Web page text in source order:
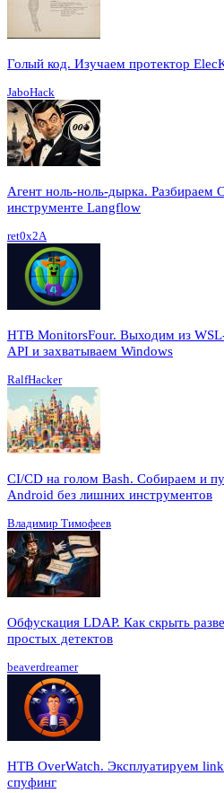
Голый код. Изучаем протектор
JaboHack
Агент ноль-ноль-дырка.
инструменте Langflow
ret0x2A
HTB MonitorsFour. Выходим из
API и захватываем Windows
RalfHacker
CI/CD на голом Bash. Собираем и
Android без лишних инструментов
Владимир Тимофеев
Обфускация LDAP. Как скрыть
простых детектов
beaverdreamer
HTB OverWatch. Эксплуатируем
спуфинг